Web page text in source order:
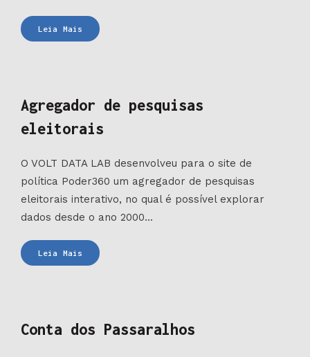
Leia MaisPolíticos
do
Agregador de pesquisas
eleitorais
O VOLT DATA LAB desenvolveu para o site de
política Poder360 um agregador de pesquisas
eleitorais interativo, no qual é possível explorar
dados desde o ano 2000...
Leia MaisAgregador
de
Conta dos Passaralhos